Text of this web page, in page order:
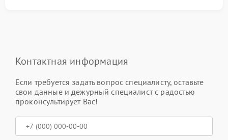
Контактная информация
Если требуется задать вопрос специалисту, оставьте
свои данные и дежурный специалист с радостью
проконсультирует Вас!